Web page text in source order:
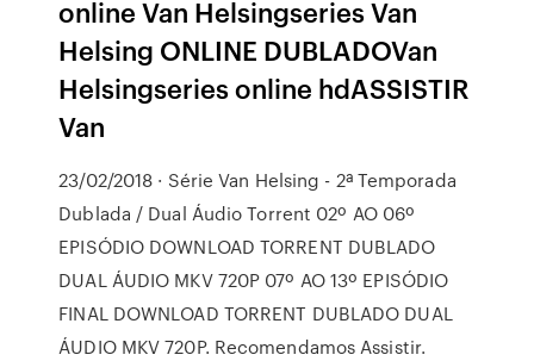
online Van Helsingseries Van
Helsing ONLINE DUBLADOVan
Helsingseries online hdASSISTIR
Van
23/02/2018 · Série Van Helsing - 2ª Temporada
Dublada / Dual Áudio Torrent 02º AO 06º
EPISÓDIO DOWNLOAD TORRENT DUBLADO
DUAL ÁUDIO MKV 720P 07º AO 13º EPISÓDIO
FINAL DOWNLOAD TORRENT DUBLADO DUAL
ÁUDIO MKV 720P. Recomendamos Assistir.